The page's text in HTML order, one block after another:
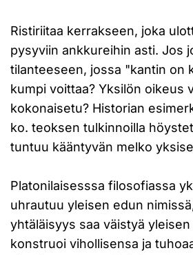
Ristiriitaa kerrakseen, joka
pysyviin ankkureihin asti. Jos
tilanteeseen, jossa "kantin on
kumpi voittaa? Yksilön oikeus
kokonaisetu? Historian
ko. teoksen tulkinnoilla
tuntuu kääntyvän melko
Platonilaisesssa filosofiassa
uhrautuu yleisen edun
yhtäläisyys saa väistyä yleisen
konstruoi vihollisensa ja